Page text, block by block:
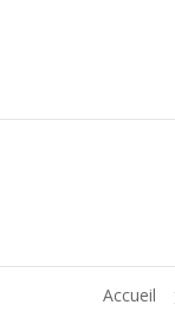
Accueil